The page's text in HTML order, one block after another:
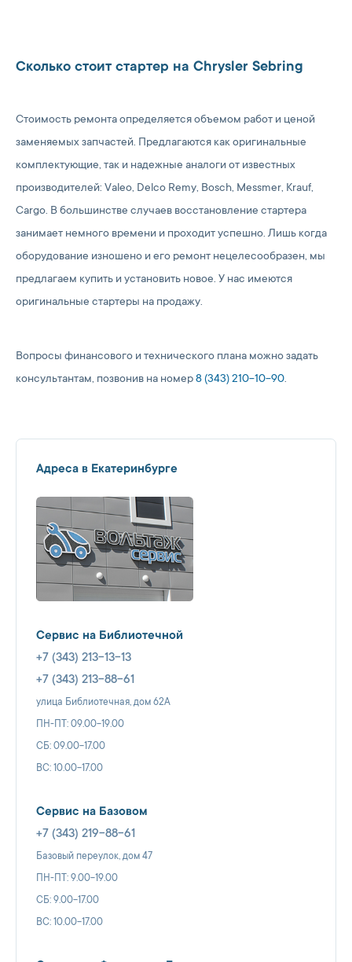
Сколько стоит стартер на Chrysler Sebring
Стоимость ремонта определяется объемом работ и ценой
заменяемых запчастей. Предлагаются как оригинальные
комплектующие, так и надежные аналоги от известных
производителей: Valeo, Delco Remy, Bosch, Messmer, Krauf,
Cargo. В большинстве случаев восстановление стартера
занимает немного времени и проходит успешно. Лишь когда
оборудование изношено и его ремонт нецелесообразен, мы
предлагаем купить и установить новое. У нас имеются
оригинальные стартеры на продажу.
Вопросы финансового и технического плана можно задать
консультантам, позвонив на номер8 (343) 210-10-90.
Адреса в Екатеринбурге
Сервис на Библиотечной
+7 (343) 213-13-13
+7 (343) 213-88-61
улица Библиотечная, дом 62А
ПН-ПТ: 09.00-19.00
СБ: 09.00-17.00
ВС: 10.00-17.00
Сервис на Базовом
+7 (343) 219-88-61
Базовый переулок, дом 47
ПН-ПТ: 9.00-19.00
СБ: 9.00-17.00
ВС: 10.00-17.00